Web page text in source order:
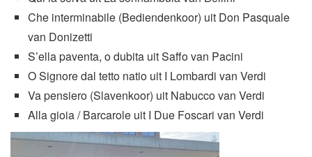
Che interminabile (Bediendenkoor) uit Don Pasquale
van Donizetti
S’ella paventa, o dubita uit Saffo van Pacini
O Signore dal tetto natio uit I Lombardi van Verdi
Va pensiero (Slavenkoor) uit Nabucco van Verdi
Alla gioia / Barcarole uit I Due Foscari van Verdi